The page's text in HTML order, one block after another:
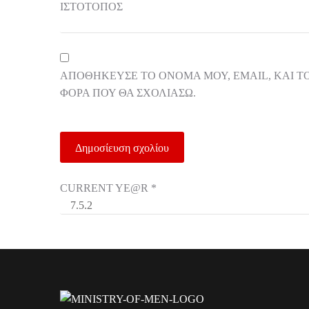
ΙΣΤΌΤΟΠΟΣ
ΑΠΟΘΉΚΕΥΣΕ ΤΟ ΌΝΟΜΆ ΜΟΥ, EMAIL, ΚΑΙ
ΦΟΡΆ ΠΟΥ ΘΑ ΣΧΟΛΙΆΣΩ.
CURRENT YE@R *